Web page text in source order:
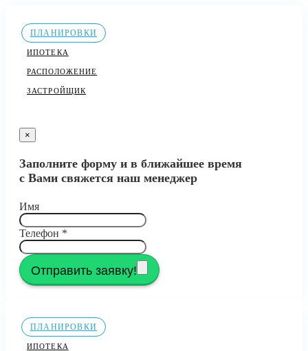
ПЛАНИРОВКИ
ИПОТЕКА
РАСПОЛОЖЕНИЕ
ЗАСТРОЙЩИК
×
Заполните форму и в ближайшее время
с Вами свяжется наш менеджер
Имя
Телефон *
Отправить заявку!
ПЛАНИРОВКИ
ИПОТЕКА